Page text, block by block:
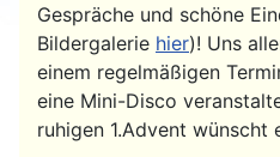
Gespräche und schöne
Bildergalerie hier)! Uns
einem regelmäßigen
eine Mini-Disco
ruhigen 1.Advent wünscht